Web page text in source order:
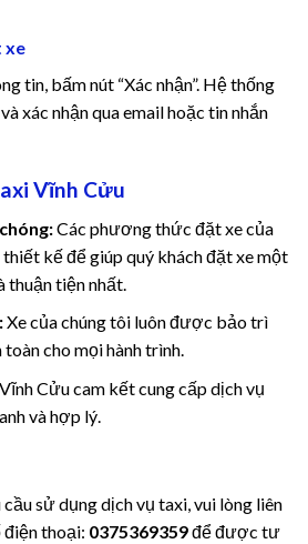
xe
tin, bấm nút “Xác nhận”. Hệ thống
xác nhận qua email hoặc tin nhắn
Vĩnh Cửu
Các phương thức đặt xe của
kế để giúp quý khách đặt xe một
thuận tiện nhất.
Xe của chúng tôi luôn được bảo trì
cho mọi hành trình.
Cửu cam kết cung cấp dịch vụ
và hợp lý.
cầu sử dụng dịch vụ taxi, vui lòng liên
điện thoại: 0375369359để được tư